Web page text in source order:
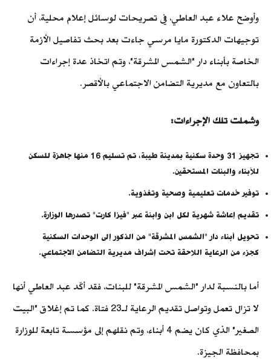
وأوضح علاء عبد العاطي، في تصريحات لوسائل إعلام محلية، أن
توجيهات الدكتورة مايا مرسي جاءت بعد بحث تفاصيل الأزمة
الخاصة بأبناء دار "الشمس المشرقة"، وتم اتخاذ عدة إجراءات
بالتعاون مع مديرية التضامن الاجتماعي بالأقصر.
وشملت تلك الإجراءات:
تجهيز 31 وحدة سكنية بمدينة طيبة، تم تسليم 16 منها جاهزة للسكن
للأبناء والبنات المستحقين.
توفير خدمات تعليمية وصحية وتغذوية.
تقديم إعاشة شهرية لكل ابن وابنة عبر "فيزا كارت" تصدرها الوزارة.
تحويل أبناء دار "الشمس المشرقة" من الذكور إلى الوحدات السكنية
كجزء من الرعاية اللاحقة تحت إشراف مديرية التضامن الاجتماعي.
أما بالنسبة لدار "الشمس المشرقة" للبنات، فقد أكّد عبد العاطي أنها
لا تزال تعمل وتواصل تقديم الرعاية لـ23 فتاة. كما تم إغلاق "البيت
الصغير" الذي كان يضم 4 أبناء، وتم نقلهم إلى مؤسسة تابعة للوزارة
بمحافظة الجيزة.